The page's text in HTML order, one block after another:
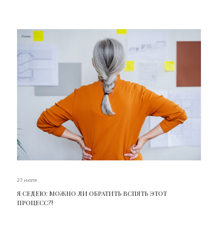
27 июля
Я СЕДЕЮ: МОЖНО ЛИ ОБРАТИТЬ ВСПЯТЬ ЭТОТ
ПРОЦЕСС?!